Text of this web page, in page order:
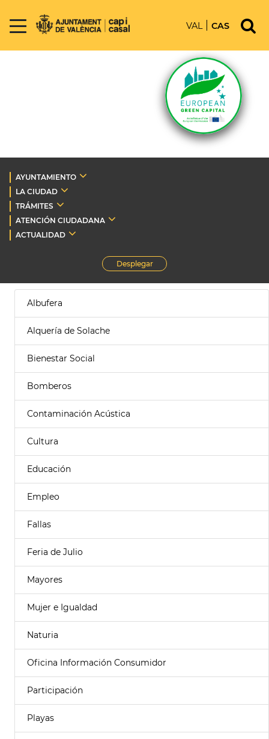
VAL CAS
AYUNTAMIENTO
LA CIUDAD
TRÁMITES
ATENCIÓN CIUDADANA
ACTUALIDAD
Desplegar
Albufera
Alquería de Solache
Bienestar Social
Bomberos
Contaminación Acústica
Cultura
Educación
Empleo
Fallas
Feria de Julio
Mayores
Mujer e Igualdad
Naturia
Oficina Información Consumidor
Participación
Playas